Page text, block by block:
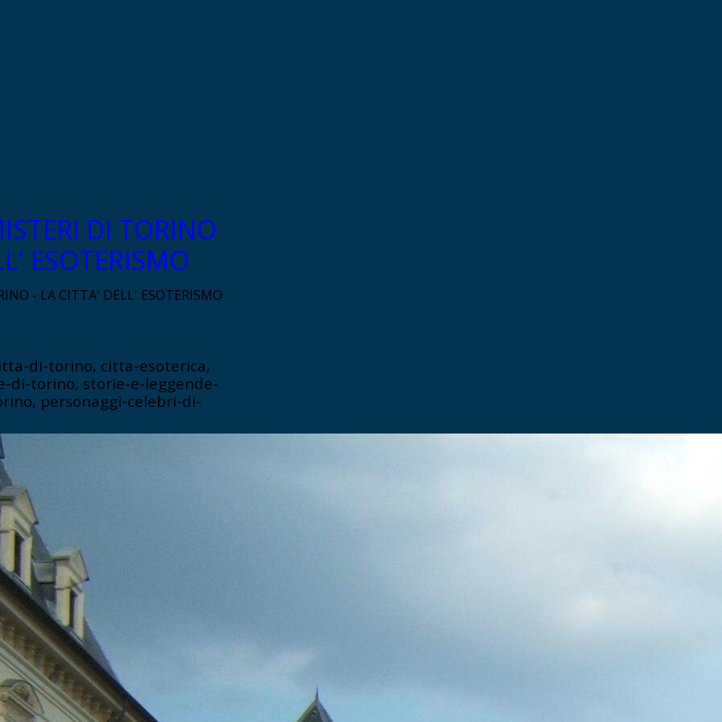
DI TORINO
ESOTERISMO
- LA CITTA' DELL' ESOTERISMO
di-torino, citta-esoterica,
di-torino, storie-e-leggende-
personaggi-celebri-di-